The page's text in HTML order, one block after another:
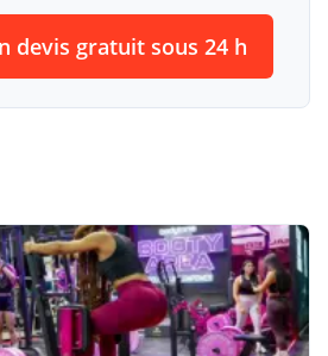
devis gratuit sous 24 h